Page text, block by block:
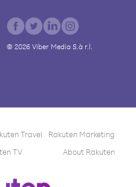
© 2026Viber Media S.à r.l.
Travel
Rakuten Marketing
TV About Rakuten